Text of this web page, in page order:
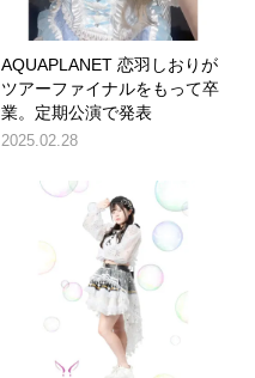
AQUAPLANET 恋羽しおりが
ツアーファイナルをもって卒
業。定期公演で発表
2025.02.28